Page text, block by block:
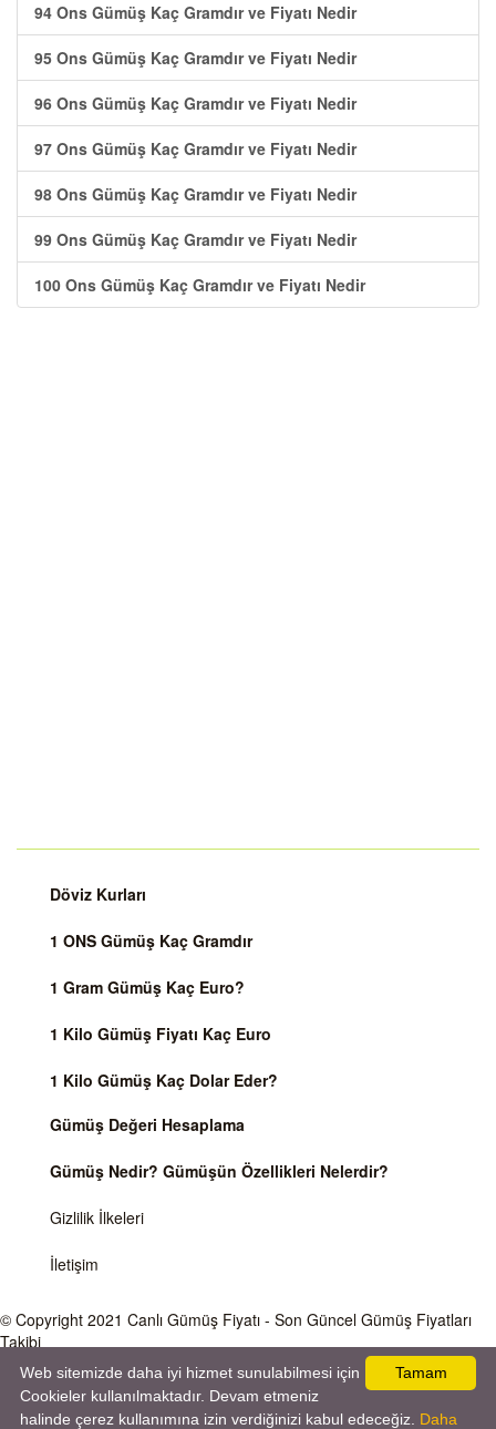
94 Ons Gümüş Kaç Gramdır ve Fiyatı Nedir
95 Ons Gümüş Kaç Gramdır ve Fiyatı Nedir
96 Ons Gümüş Kaç Gramdır ve Fiyatı Nedir
97 Ons Gümüş Kaç Gramdır ve Fiyatı Nedir
98 Ons Gümüş Kaç Gramdır ve Fiyatı Nedir
99 Ons Gümüş Kaç Gramdır ve Fiyatı Nedir
100 Ons Gümüş Kaç Gramdır ve Fiyatı Nedir
Döviz Kurları
1 ONS Gümüş Kaç Gramdır
1 Gram Gümüş Kaç Euro?
1 Kilo Gümüş Fiyatı Kaç Euro
1 Kilo Gümüş Kaç Dolar Eder?
Gümüş Değeri Hesaplama
Gümüş Nedir? Gümüşün Özellikleri Nelerdir?
Gizlilik İlkeleri
İletişim
© Copyright 2021 Canlı Gümüş Fiyatı - Son Güncel Gümüş Fiyatları
Takibi
Önemli Uyarı
Gümüş fiyatları ve Döviz Kurları, Dünya piyasalarında işlem gören ve anlık değişen
ons gümüş ve döviz kurları temel alınarak gösterilmektedir. Kapalıçarşı veya
Tamam
Web sitemizde daha iyi hizmet sunulabilmesi için
Cookieler kullanılmaktadır. Devam etmeniz
halinde çerez kullanımına izin verdiğinizi kabul edeceğiz. Daha